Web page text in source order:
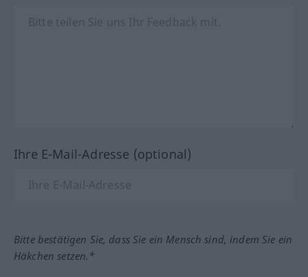
Ihre E-Mail-Adresse (optional)
Bitte bestätigen Sie, dass Sie ein Mensch sind, indem Sie ein
Häkchen setzen.*